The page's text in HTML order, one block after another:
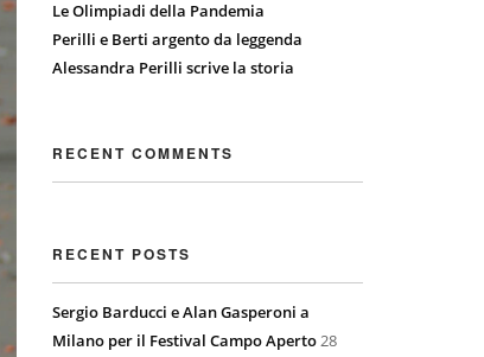
Le Olimpiadi della Pandemia
Perilli e Berti argento da leggenda
Alessandra Perilli scrive la storia
RECENT COMMENTS
RECENT POSTS
Sergio Barducci e Alan Gasperoni a
Milano per il Festival Campo Aperto28